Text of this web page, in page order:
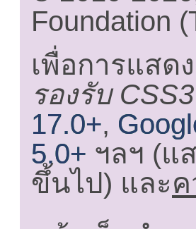
Foundation
เพื่อการแส
รองรับ CSS3
17.0+,
5.0+ ฯลฯ (แ
ขึ้นไป) และ